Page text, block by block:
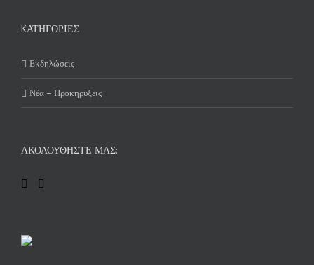
KΑΤΗΓΟΡΊΕΣ
Εκδηλώσεις
Νέα – Προκηρύξεις
ΑΚΟΛΟΥΘΉΣΤΕ ΜΑΣ: